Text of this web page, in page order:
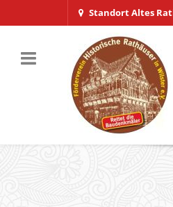
Standort Altes